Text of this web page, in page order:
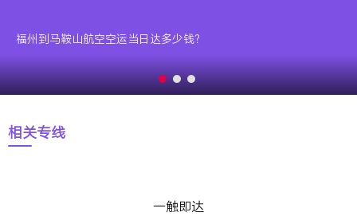
福州到马鞍山航空空运当日达多少钱？
相关专线
一触即达